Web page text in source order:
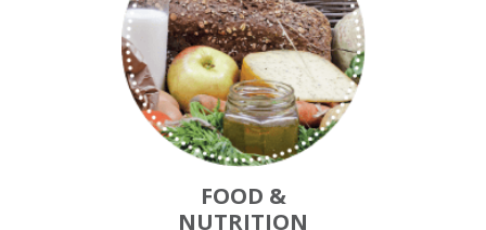
FOOD &
NUTRITION